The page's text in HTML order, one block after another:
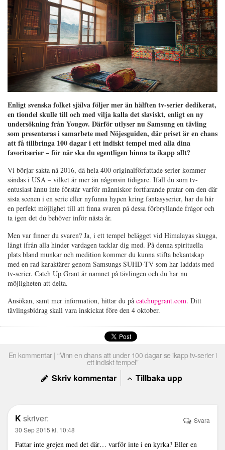
Enligt svenska folket själva följer mer än hälften tv-serier dedikerat,
en tiondel skulle till och med vilja kalla det slaviskt, enligt en ny
undersökning från Yougov. Därför utlyser nu Samsung en tävling
som presenteras i samarbete med Nöjesguiden, där priset är en chans
att få tillbringa 100 dagar i ett indiskt tempel med alla dina
favoritserier – för när ska du egentligen hinna ta ikapp allt?
Vi börjar sakta nå 2016, då hela 400 originalförfattade serier kommer
sändas i USA – vilket är mer än någonsin tidigare. Ifall du som tv-
entusiast ännu inte förstår varför människor fortfarande pratar om den där
sista scenen i en serie eller nyfunna hypen kring fantasyserier, har du här
en perfekt möjlighet till att finna svaren på dessa förbryllande frågor och
ta igen det du behöver inför nästa år.
Men var finner du svaren? Ja, i ett tempel belägget vid Himalayas skugga,
långt ifrån alla hinder vardagen tacklar dig med. På denna spirituella
plats bland munkar och medition kommer du kunna stifta bekantskap
med en rad karaktärer genom Samsungs SUHD-TV som har laddats med
tv-serier. Catch Up Grant är namnet på tävlingen och du har nu
möjligheten att delta.
Ansökan, samt mer information, hittar du på catchupgrant.com. Ditt
tävlingsbidrag skall vara inskickat före den 4 oktober.
En kommentar | “Vinn en chans att under 100 dagar se ikapp tv-serier i
ett indiskt tempel”
Skriv kommentar Tillbaka upp
Kskriver:
30 Sep 2015 kl. 10:48
Fattar inte grejen med det där… varför inte i en kyrka? Eller en
Svara